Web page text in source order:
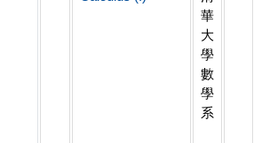
華
大
學
數
學
系